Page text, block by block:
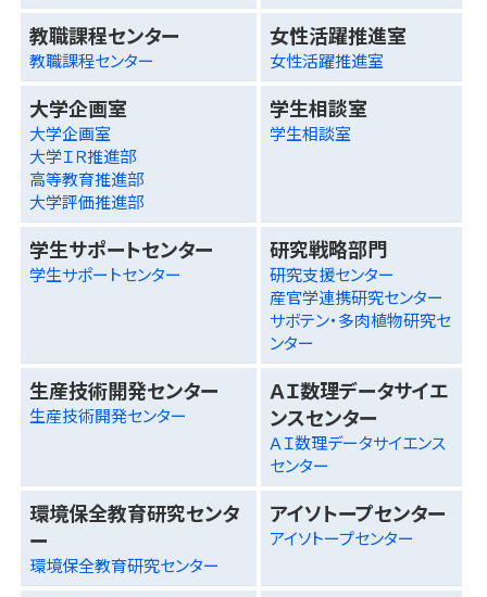
教職課程センター
教職課程センター
女性活躍推進室
女性活躍推進室
大学企画室
大学企画室
大学ＩＲ推進部
高等教育推進部
大学評価推進部
学生相談室
学生相談室
学生サポートセンター
学生サポートセンター
研究戦略部門
研究支援センター
産官学連携研究センター
サボテン・多肉植物研究セ
ンター
生産技術開発センター
生産技術開発センター
ＡＩ数理データサイエ
ンスセンター
ＡＩ数理データサイエンス
センター
環境保全教育研究センタ
ー
環境保全教育研究センター
アイソトープセンター
アイソトープセンター